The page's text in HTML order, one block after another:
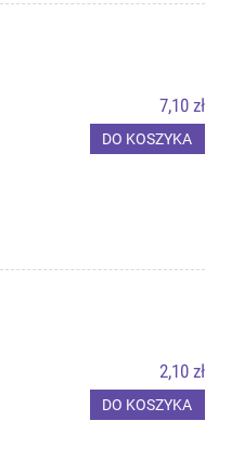
7,10 zł
DO KOSZYKA
2,10 zł
DO KOSZYKA